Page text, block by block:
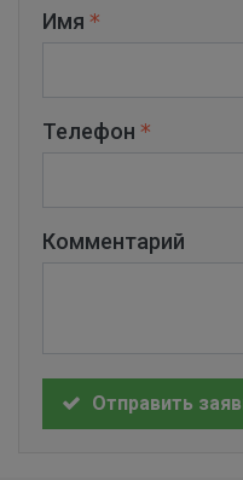
Имя
Телефон
Комментарий
Отправить